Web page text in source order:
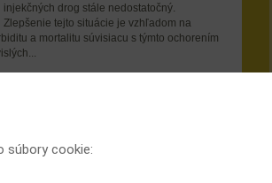
injekčných drog stále nedostatočný.
Zlepšenie tejto situácie je vzhľadom na
a mortalitu súvisiacu s týmto ochorením
a novembrom 2011 testované séra väzňov z
väzníc krátko pred prepustením. Zo 402
súbory cookie: